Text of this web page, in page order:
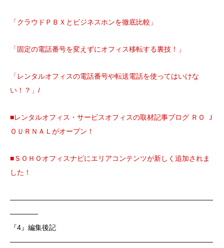
「クラウドＰＢＸとビジネスホンを徹底比較」
「固定の電話番号を変えずにオフィス移転する裏技！」
「レンタルオフィスの電話番号や転送電話を使ってはいけな
い！？」/
■レンタルオフィス・サービスオフィスの取材記事ブログ ＲＯ Ｊ
ＯＵＲＮＡＬがオープン！
■ＳＯＨＯオフィスナビにエリアコンテンツが新しく追加されま
した！
―――――――――――――――――――――――――――――
――――
『4』編集後記
―――――――――――――――――――――――――――――